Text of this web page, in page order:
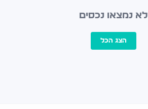
לא נמצאו נכסים
הצג הכל